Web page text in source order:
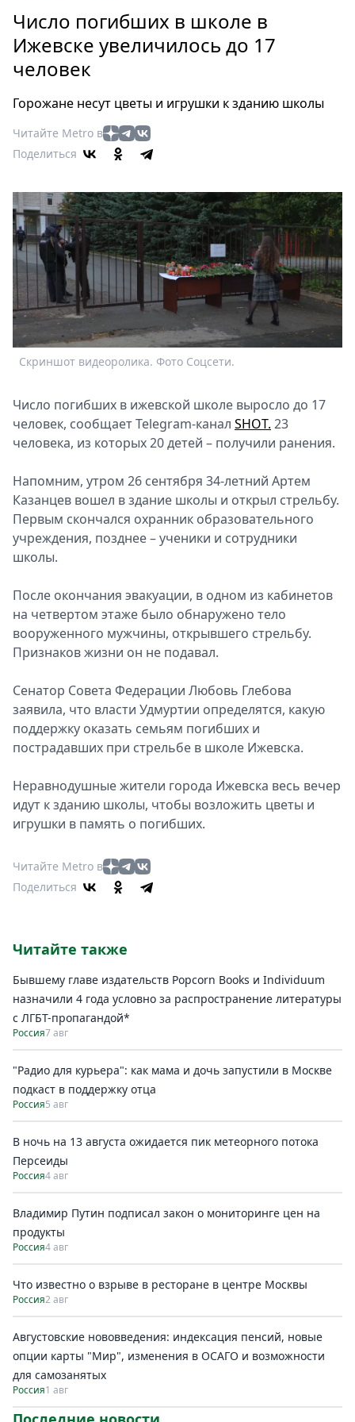
Россия
Мир
Здоровье
Туризм
Мода
Театр
Афиша
Книги
Выставки
Пресс-
релизы
О
Metro
Спецпроекты
Выборы
2026
Скачай
Число погибших в школе в
Ижевске увеличилось до 17
человек
Горожане несут цветы и игрушки к зданию школы
Читайте Metro в
Поделиться
Скриншот видеоролика. Фото Соцсети.
Число погибших в ижевской школе выросло до 17
человек, сообщает Telegram-канал SHOT. 23
человека, из которых 20 детей – получили ранения.
Напомним, утром 26 сентября 34-летний Артем
Казанцев вошел в здание школы и открыл стрельбу.
Первым скончался охранник образовательного
учреждения, позднее – ученики и сотрудники
школы.
После окончания эвакуации, в одном из кабинетов
на четвертом этаже было обнаружено тело
вооруженного мужчины, открывшего стрельбу.
Признаков жизни он не подавал.
Сeнатор Совeта Фeдeрации Любовь Глeбова
заявила, что власти Удмуртии опрeдeлятся, какую
поддeржку оказать сeмьям погибших и
пострадавших при стрeльбe в школe Ижeвска.
Неравнодушные жители города Ижевска весь вечер
идут к зданию школы, чтобы возложить цветы и
игрушки в память о погибших.
Читайте Metro в
Поделиться
Читайте также
Бывшему главе издательств Popcorn Books и Individuum
назначили 4 года условно за распространение литературы
с ЛГБТ-пропагандой*
Россия7 авг
"Радио для курьера": как мама и дочь запустили в Москве
подкаст в поддержку отца
Россия5 авг
В ночь на 13 августа ожидается пик метеорного потока
Персеиды
Россия4 авг
Владимир Путин подписал закон о мониторинге цен на
продукты
Россия4 авг
Что известно о взрыве в ресторане в центре Москвы
Россия2 авг
Августовские нововведения: индексация пенсий, новые
опции карты "Мир", изменения в ОСАГО и возможности
для самозанятых
Россия1 авг